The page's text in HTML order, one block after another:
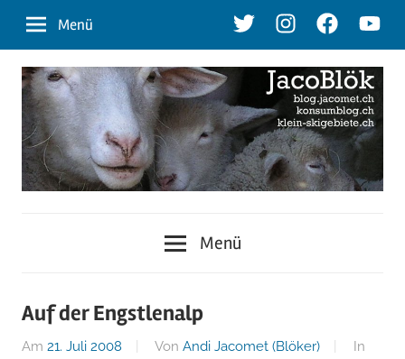
Inhalt
TwitterInstagramFacebook
Menü
der
klein-
skigebiete.ch
Menü
Auf der Engstlenalp
Am 21. Juli 2008 Von Andi Jacomet (Blöker)
In